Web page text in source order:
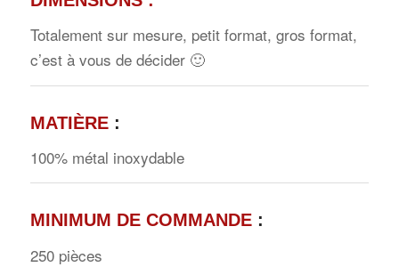
Totalement sur mesure, petit format, gros format,
c’est à vous de décider 🙂
MATIÈRE:
100% métal inoxydable
MINIMUM DE COMMANDE:
250 pièces